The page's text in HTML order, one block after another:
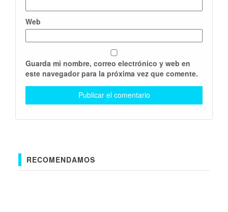
Web
Guarda mi nombre, correo electrónico y web en
este navegador para la próxima vez que comente.
RECOMENDAMOS